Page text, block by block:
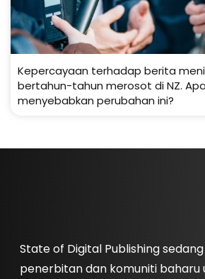
Kepercayaan terhadap berita
bertahun-tahun merosot di NZ.
menyebabkan perubahan ini?
State of Digital Publishing
penerbitan dan komuniti baharu